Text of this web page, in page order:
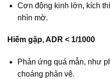
Cơn động kinh lớn, kích
nhìn mờ.
Hiếm gặp, ADR < 1/1000
Phản ứng quá mẫn, như
choáng phản vệ.